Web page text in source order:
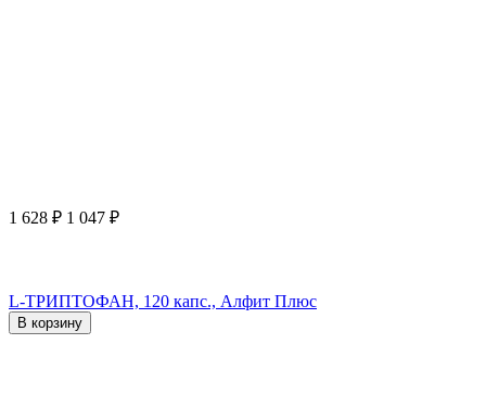
1 628 ₽ 1 047 ₽
L-ТРИПТОФАН, 120 капс., Алфит Плюс
В корзину